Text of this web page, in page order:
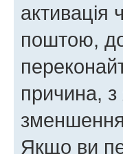
поштою,
причина, з
Якщо ви